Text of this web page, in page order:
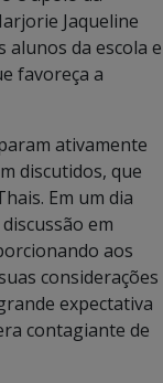
Jaqueline
alunos da escola e
favoreça a
ativamente
discutidos, que
Em um dia
em
aos
considerações
expectativa
contagiante de